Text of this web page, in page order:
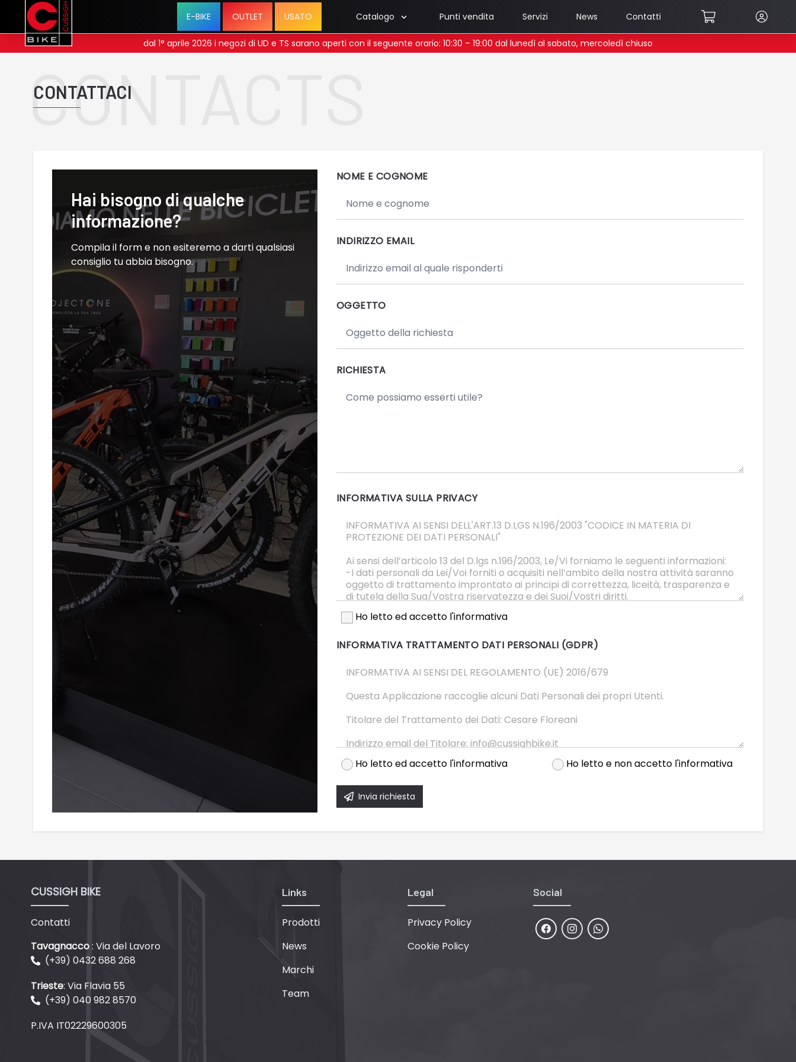
E-BIKE OUTLET USATO Catalogo Punti vendita Servizi News Contatti
dal 1° aprile 2026 i negozi di UD e TS sarano aperti con il seguente orario: 10:30 – 19:00 dal lunedì al sabato, mercoledì chiuso
CONTACTS
CONTATTACI
Hai bisogno di qualche
informazione?
Compila il form e non esiteremo a darti qualsiasi
consiglio tu abbia bisogno.
NOME E COGNOME
INDIRIZZO EMAIL
OGGETTO
RICHIESTA
INFORMATIVA SULLA PRIVACY
Ho letto ed accetto l'informativa
INFORMATIVA TRATTAMENTO DATI PERSONALI (GDPR)
Ho letto ed accetto l'informativa Ho letto e non accetto l'informativa
Invia richiesta
CUSSIGH BIKE
Contatti
Tavagnacco: Via del Lavoro
(+39) 0432 688 268
Trieste: Via Flavia 55
(+39) 040 982 8570
P.IVA IT02229600305
Links
Prodotti
News
Marchi
Team
Legal
Privacy Policy
Cookie Policy
Social